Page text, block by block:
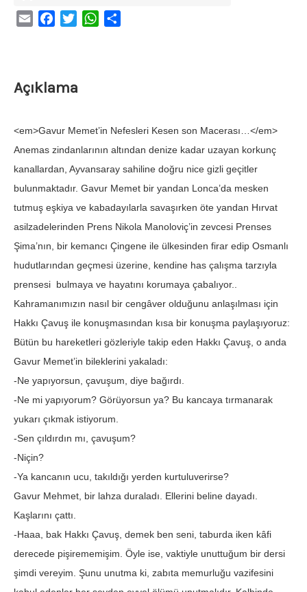
Email FacebookTwitterWhatsApp
Açıklama
<em>Gavur Memet’in Nefesleri Kesen son Macerası…</em>
Anemas zindanlarının altından denize kadar uzayan korkunç
kanallardan, Ayvansaray sahiline doğru nice gizli geçitler
bulunmaktadır. Gavur Memet bir yandan Lonca’da mesken
tutmuş eşkiya ve kabadayılarla savaşırken öte yandan Hırvat
asilzadelerinden Prens Nikola Manoloviç’in zevcesi Prenses
Şima’nın, bir kemancı Çingene ile ülkesinden firar edip Osmanlı
hudutlarından geçmesi üzerine, kendine has çalışma tarzıyla
prensesi bulmaya ve hayatını korumaya çabalıyor..
Kahramanımızın nasıl bir cengâver olduğunu anlaşılması için
Hakkı Çavuş ile konuşmasından kısa bir konuşma paylaşıyoruz:
Bütün bu hareketleri gözleriyle takip eden Hakkı Çavuş, o anda
Gavur Memet’in bileklerini yakaladı:
-Ne yapıyorsun, çavuşum, diye bağırdı.
-Ne mi yapıyorum? Görüyorsun ya? Bu kancaya tırmanarak
yukarı çıkmak istiyorum.
-Sen çıldırdın mı, çavuşum?
-Niçin?
-Ya kancanın ucu, takıldığı yerden kurtuluverirse?
Gavur Mehmet, bir lahza duraladı. Ellerini beline dayadı.
Kaşlarını çattı.
-Haaa, bak Hakkı Çavuş, demek ben seni, taburda iken kâfi
derecede pişirememişim. Öyle ise, vaktiyle unuttuğum bir dersi
şimdi vereyim. Şunu unutma ki, zabıta memurluğu vazifesini